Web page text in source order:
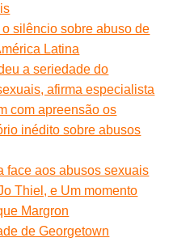
silêncio sobre abuso de
Latina
a seriedade do
afirma especialista
com apreensão os
inédito sobre abusos
face aos abusos sexuais
Thiel, e Um momento
Margron
de Georgetown